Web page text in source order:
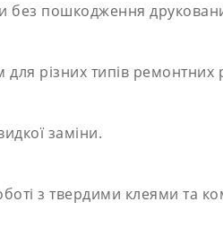
без пошкодження
різних типів ремонтних
заміни.
з твердими клеями та